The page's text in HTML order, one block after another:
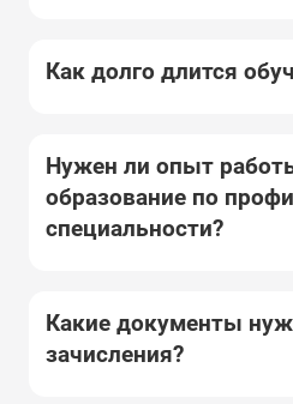
Как долго длится
Нужен ли опыт
образование по
специальности?
Какие документы
зачисления?